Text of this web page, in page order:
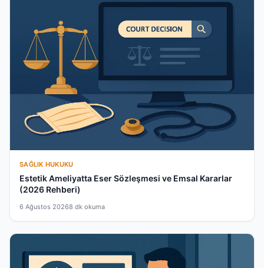
SAĞLIK HUKUKU
Estetik Ameliyatta Eser Sözleşmesi ve Emsal Kararlar
(2026 Rehberi)
6 Ağustos 20268 dk okuma